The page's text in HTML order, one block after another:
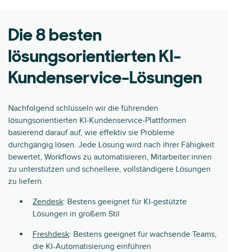
Die 8 besten
lösungsorientierten KI-
Kundenservice-Lösungen
Nachfolgend schlüsseln wir die führenden
lösungsorientierten KI-Kundenservice-Plattformen
basierend darauf auf, wie effektiv sie Probleme
durchgängig lösen. Jede Lösung wird nach ihrer Fähigkeit
bewertet, Workflows zu automatisieren, Mitarbeiter:innen
zu unterstützen und schnellere, vollständigere Lösungen
zu liefern.
Zendesk: Bestens geeignet für KI-gestützte
Lösungen in großem Stil
Freshdesk: Bestens geeignet für wachsende Teams,
die KI-Automatisierung einführen